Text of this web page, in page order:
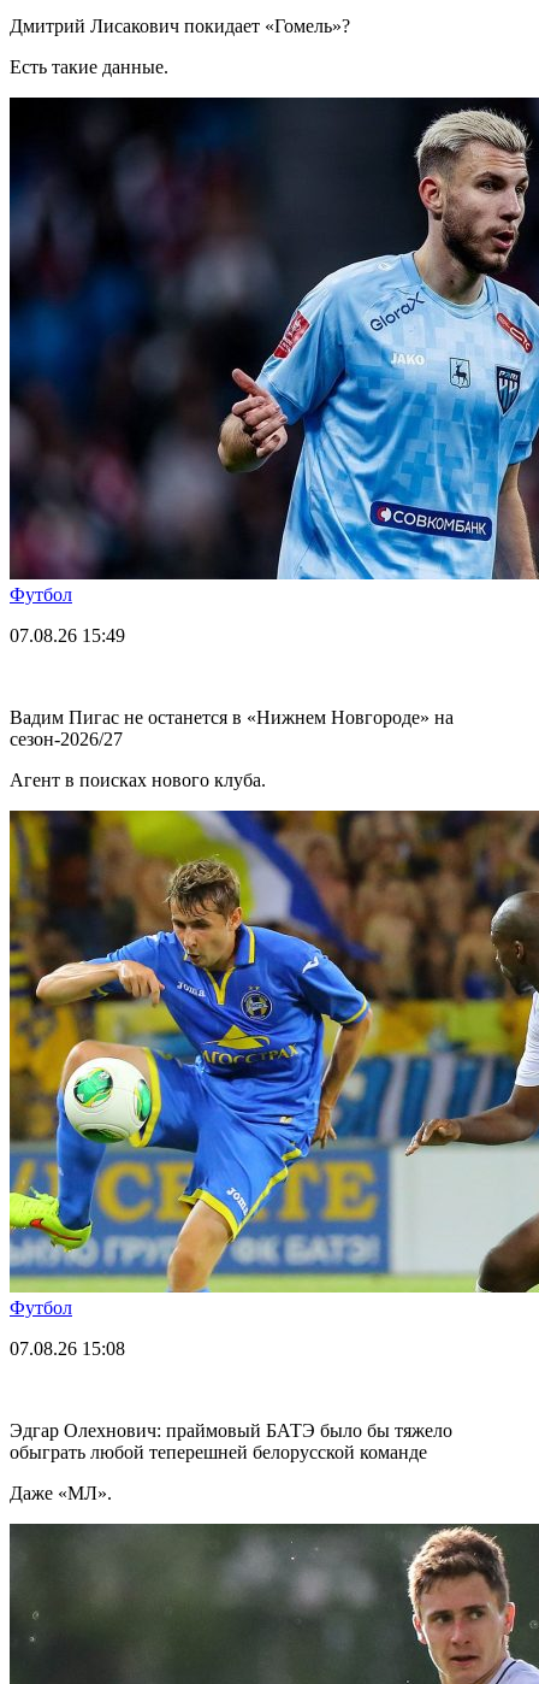
Дмитрий Лисакович покидает «Гомель»?
Есть такие данные.
Футбол
07.08.26 15:49
Вадим Пигас не останется в «Нижнем Новгороде» на
сезон-2026/27
Агент в поисках нового клуба.
Футбол
07.08.26 15:08
Эдгар Олехнович: праймовый БАТЭ было бы тяжело
обыграть любой теперешней белорусской команде
Даже «МЛ».